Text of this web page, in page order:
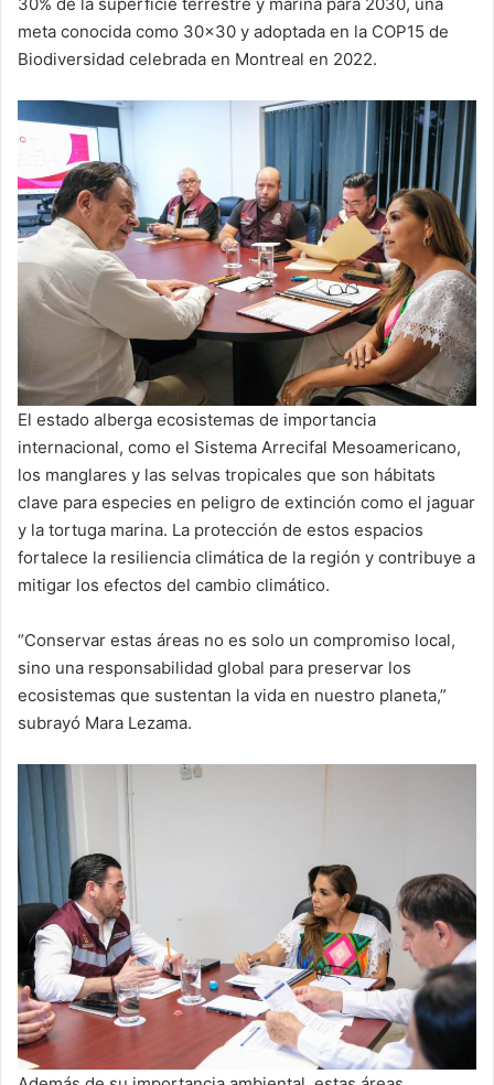
meta conocida como 30×30 y adoptada en la COP15 de
Biodiversidad celebrada en Montreal en 2022.
El estado alberga ecosistemas de importancia
internacional, como el Sistema Arrecifal Mesoamericano,
los manglares y las selvas tropicales que son hábitats
clave para especies en peligro de extinción como el jaguar
y la tortuga marina. La protección de estos espacios
fortalece la resiliencia climática de la región y contribuye a
mitigar los efectos del cambio climático.
“Conservar estas áreas no es solo un compromiso local,
sino una responsabilidad global para preservar los
ecosistemas que sustentan la vida en nuestro planeta,”
subrayó Mara Lezama.